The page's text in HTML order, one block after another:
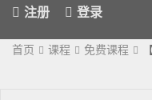
注册
登录
首页 课程 免费课程